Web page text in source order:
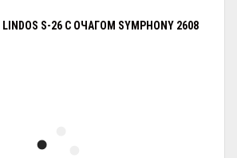
S-26 С ОЧАГОМ SYMPHONY 2608